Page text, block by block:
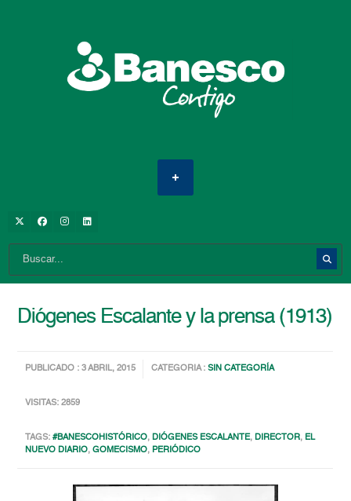
Diógenes Escalante y la prensa (1913)
PUBLICADO : 3 ABRIL, 2015 CATEGORIA :SIN CATEGORÍA
VISITAS: 2859
TAGS:#BANESCOHISTÓRICO,DIÓGENES ESCALANTE,DIRECTOR, EL
NUEVO DIARIO,GOMECISMO, PERIÓDICO